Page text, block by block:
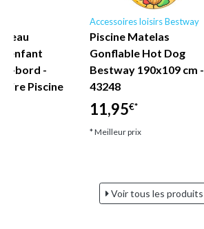
enfant
bord -
Piscine
Accessoires loisirs Bestway
Piscine Matelas
Gonflable Hot Dog
Bestway 190x109 cm -
43248
11,95€*
* Meilleur prix
Voir tous les produits